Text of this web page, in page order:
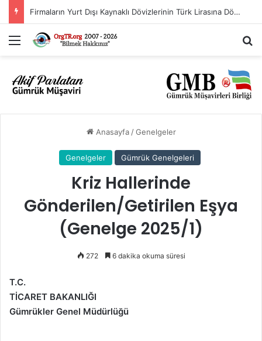
Firmaların Yurt Dışı Kaynaklı Dövizlerinin Türk Lirasına Dönüşümünün Desteklenmesi Hakkında Tebliğ (Sayı: 2023/5)’de Değişiklik Yapılmasına Dair Tebliğ (Sayı: 2026/11)
Menü
Anasayfa / Genelgeler
Genelgeler Gümrük Genelgeleri
Kriz Hallerinde
Gönderilen/Getirilen Eşya
(Genelge 2025/1)
272 6 dakika okuma süresi
T.C.
TİCARET BAKANLIĞI
Gümrükler Genel Müdürlüğü